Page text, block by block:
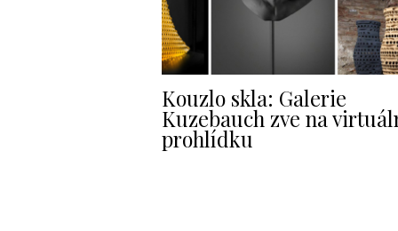
Kouzlo skla: Galerie
Kuzebauch zve na
prohlídku